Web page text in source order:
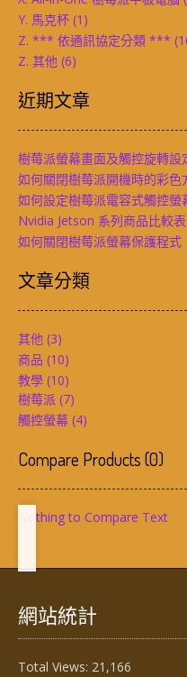
Y. 馬克杯 (1)
Z. *** 依通訊協定分類 ***
Z. 其他 (6)
近期文章
樹莓派螢幕畫面及觸控旋轉設
如何關閉樹莓派開機時的彩
如何設定樹莓派電容式觸控螢
Nvidia Jetson 系列商品比較表
如何關閉樹莓派螢幕保護程式
文章分類
其他 (3)
商品 (10)
教學 (10)
樹莓派 (7)
觸控螢幕 (4)
Compare Products(0)
Nothing to Compare Text
網站統計
Total Views: 21,166